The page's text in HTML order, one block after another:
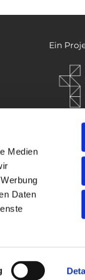
Medien
Daten
Ein